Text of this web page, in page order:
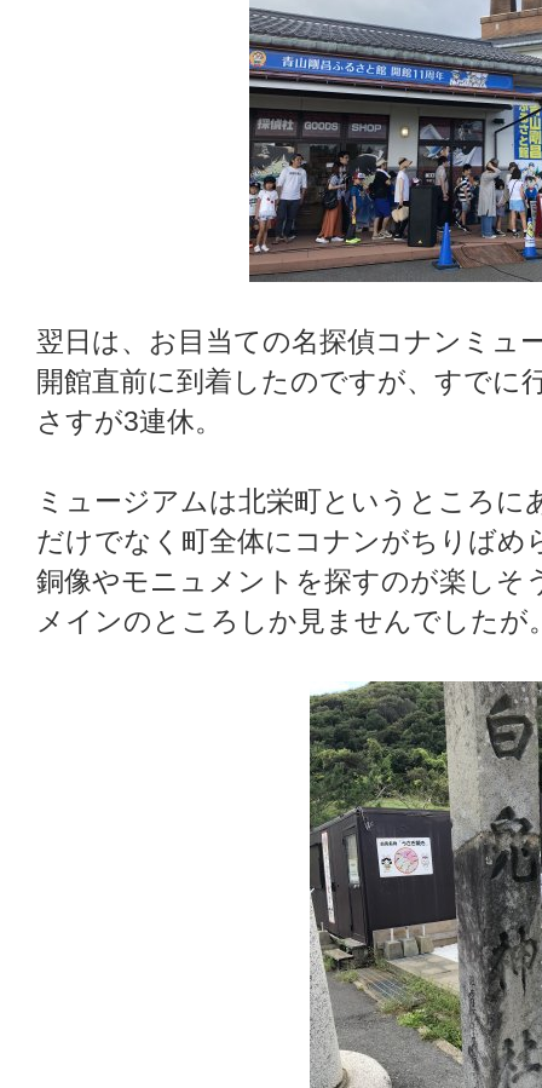
翌日は、お目当ての名探偵コナンミュ
開館直前に到着したのですが、すでに
さすが3連休。
ミュージアムは北栄町というところ
だけでなく町全体にコナンがちりば
銅像やモニュメントを探すのが楽しそ
メインのところしか見ませんでしたが